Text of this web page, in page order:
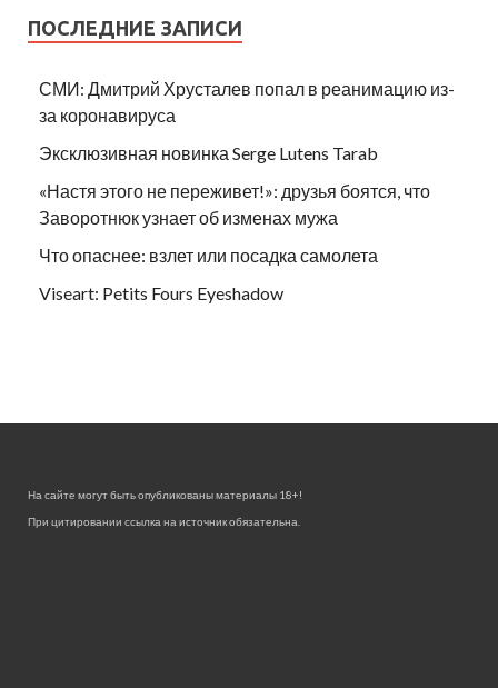
ПОСЛЕДНИЕ ЗАПИСИ
СМИ: Дмитрий Хрусталев попал в реанимацию из-
за коронавируса
Эксклюзивная новинка Serge Lutens Tarab
«Настя этого не переживет!»: друзья боятся, что
Заворотнюк узнает об изменах мужа
Что опаснее: взлет или посадка самолета
Viseart: Petits Fours Eyeshadow
На сайте могут быть опубликованы материалы 18+!
При цитировании ссылка на источник обязательна.